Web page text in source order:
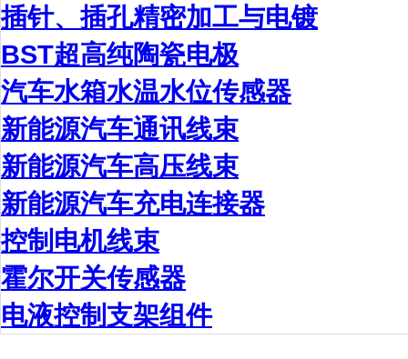
插针、插孔精密加工与电镀
BST超高纯陶瓷电极
汽车水箱水温水位传感器
新能源汽车通讯线束
新能源汽车高压线束
新能源汽车充电连接器
控制电机线束
霍尔开关传感器
电液控制支架组件